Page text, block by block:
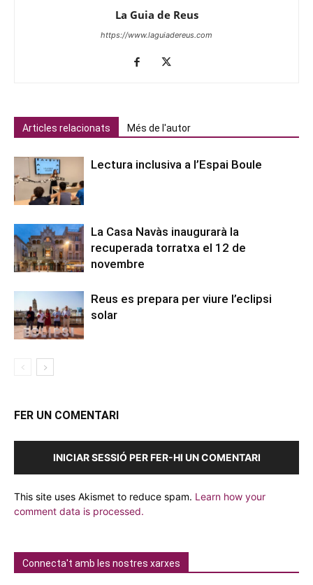
La Guia de Reus
https://www.laguiadereus.com
Articles relacionats Més de l'autor
Lectura inclusiva a l’Espai Boule
La Casa Navàs inaugurarà la
recuperada torratxa el 12 de
novembre
Reus es prepara per viure l’eclipsi
solar
FER UN COMENTARI
INICIAR SESSIÓ PER FER-HI UN COMENTARI
This site uses Akismet to reduce spam. Learn how your
comment data is processed.
Connecta't amb les nostres xarxes